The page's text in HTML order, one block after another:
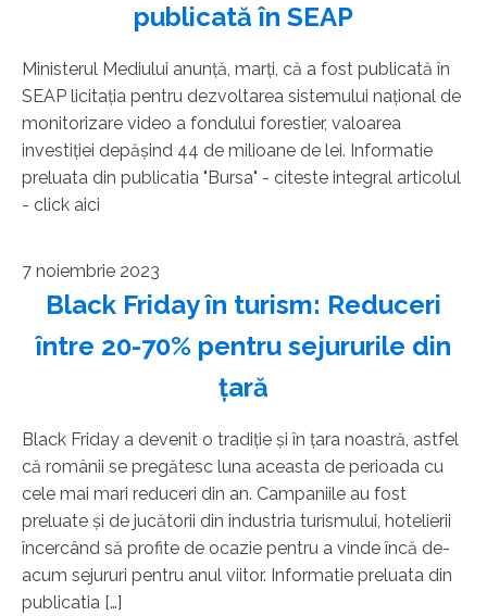
publicată în SEAP
Ministerul Mediului anunţă, marţi, că a fost publicată în
SEAP licitaţia pentru dezvoltarea sistemului naţional de
monitorizare video a fondului forestier, valoarea
investiţiei depăşind 44 de milioane de lei. Informatie
preluata din publicatia "Bursa" - citeste integral articolul
- click aici
7 noiembrie 2023
Black Friday în turism: Reduceri
între 20-70% pentru sejururile din
ţară
Black Friday a devenit o tradiţie şi în ţara noastră, astfel
că românii se pregătesc luna aceasta de perioada cu
cele mai mari reduceri din an. Campaniile au fost
preluate şi de jucătorii din industria turismului, hotelierii
încercând să profite de ocazie pentru a vinde încă de-
acum sejururi pentru anul viitor. Informatie preluata din
publicatia […]